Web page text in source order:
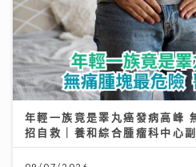
年輕一族竟是睪丸癌發病高峰
招自救｜養和綜合腫瘤科中心